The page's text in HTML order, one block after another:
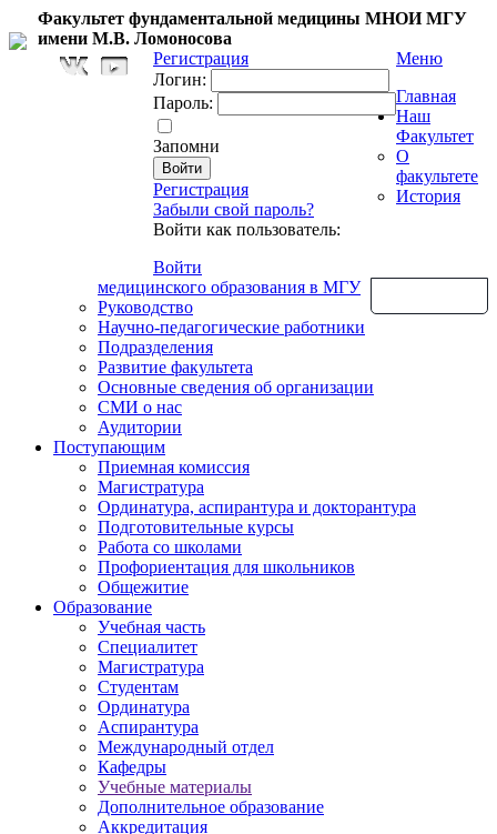
Факультет фундаментальной медицины МНОИ МГУ
имени М.В. Ломоносова
Регистрация
Логин:
Пароль:
Запомни
Регистрация
Забыли свой пароль?
Войти как пользователь:
Войти
Меню
Главная
Наш
Факультет
О
факультете
История
медицинского образования в МГУ
Руководство
Научно-педагогические работники
Подразделения
Развитие факультета
Основные сведения об организации
СМИ о нас
Аудитории
Поступающим
Приемная комиссия
Магистратура
Ординатура, аспирантура и докторантура
Подготовительные курсы
Работа со школами
Профориентация для школьников
Общежитие
Образование
Учебная часть
Специалитет
Магистратура
Студентам
Ординатура
Аспирантура
Международный отдел
Кафедры
Учебные материалы
Дополнительное образование
Аккредитация